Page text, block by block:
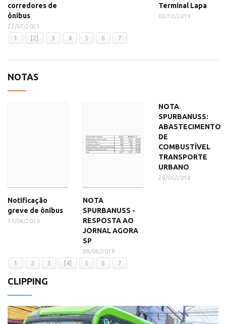
corredores de
ônibus
22/07/2021
Terminal Lapa
03/12/2019
1 [2] 3 4 5 6 7
NOTAS
Notificação
greve de ônibus
11/06/2019
NOTA
SPURBANUSS -
RESPOSTA AO
JORNAL AGORA
SP
09/08/2018
NOTA
SPURBANUSS:
ABASTECIMENTO
DE
COMBUSTÍVEL
TRANSPORTE
URBANO
28/05/2018
1 2 3 [4] 5 6 7
CLIPPING